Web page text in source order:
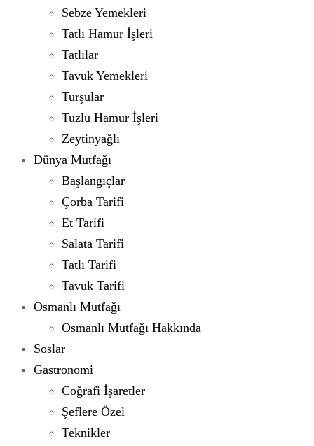
Sebze Yemekleri
Tatlı Hamur İşleri
Tatlılar
Tavuk Yemekleri
Turşular
Tuzlu Hamur İşleri
Zeytinyağlı
Dünya Mutfağı
Başlangıçlar
Çorba Tarifi
Et Tarifi
Salata Tarifi
Tatlı Tarifi
Tavuk Tarifi
Osmanlı Mutfağı
Osmanlı Mutfağı Hakkında
Soslar
Gastronomi
Coğrafi İşaretler
Şeflere Özel
Teknikler